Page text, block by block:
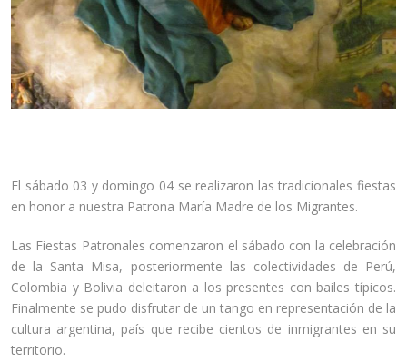
El sábado 03 y domingo 04 se realizaron las tradicionales fiestas
en honor a nuestra Patrona María Madre de los Migrantes.
Las Fiestas Patronales comenzaron el sábado con la celebración
de la Santa Misa, posteriormente las colectividades de Perú,
Colombia y Bolivia deleitaron a los presentes con bailes típicos.
Finalmente se pudo disfrutar de un tango en representación de la
cultura argentina, país que recibe cientos de inmigrantes en su
territorio.